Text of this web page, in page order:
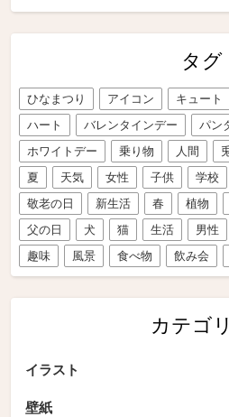
タグ
ひなまつり アイコン キュート
ハート
バレンタインデー パン
ホワイトデー
乗り物 人間
夏
天気 女性 子供 学校
敬老の日
新生活 春 植物
父の日
犬 猫 生活 男性
趣味
風景 食べ物 飲み会
カテゴ
イラスト
壁紙